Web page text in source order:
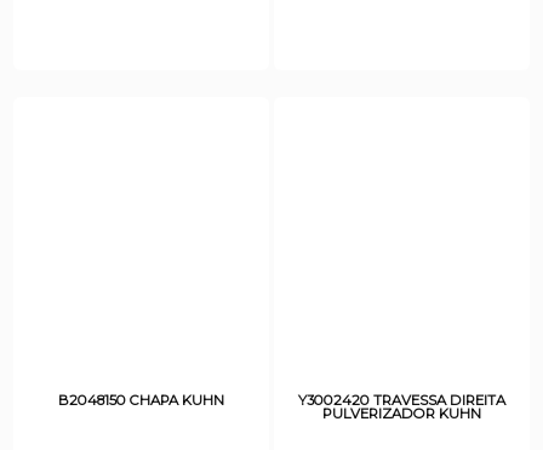
B2048150 CHAPA KUHN Y3002420 TRAVESSA DIREITA
PULVERIZADOR KUHN